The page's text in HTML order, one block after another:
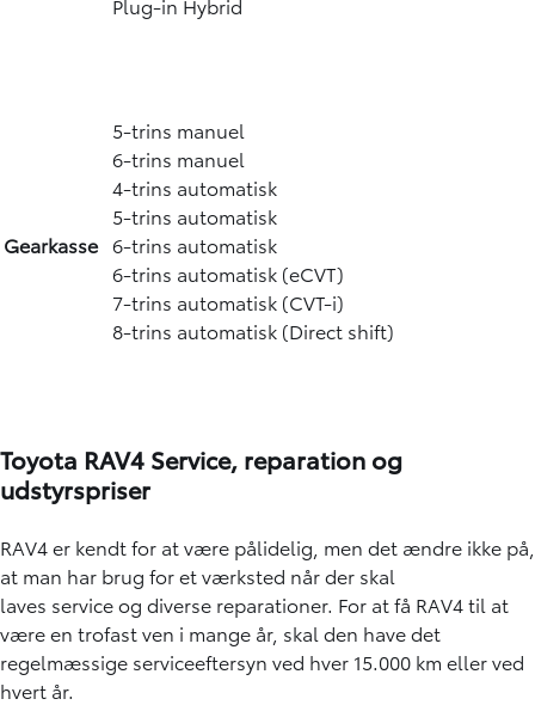
Plug-in Hybrid
Gearkasse
5-trins manuel
6-trins manuel
4-trins automatisk
5-trins automatisk
6-trins automatisk
6-trins automatisk (eCVT)
7-trins automatisk (CVT-i)
8-trins automatisk (Direct shift)
Toyota RAV4 Service, reparation og
udstyrspriser
RAV4 er kendt for at være pålidelig, men det ændre ikke på,
at man har brug for etværksted når der skal
laves service og diverse reparationer. For at få RAV4 til at
være en trofast ven i mange år, skal den have det
regelmæssige serviceeftersyn ved hver 15.000 km eller ved
hvert år.